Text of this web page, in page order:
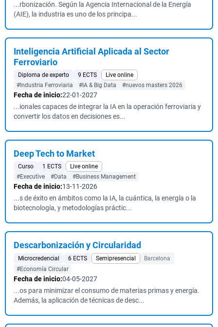
...rbonización. Según la Agencia Internacional de la Energía
(AIE), la industria es uno de los principa...
Inteligencia Artificial Aplicada al Sector
Ferroviario
Diploma de experto 9 ECTS
Live online
#Industria Ferroviaria
#IA & Big Data #nuevos masters 2026
Fecha de inicio:22-01-2027
...ionales capaces de integrar la IA en la operación ferroviaria y
convertir los datos en decisiones es...
Deep Tech to Market
Curso 1 ECTS
Live online
#Executive
#Data #Business Management
Fecha de inicio:13-11-2026
...s de éxito en ámbitos como la IA, la cuántica, la energía o la
biotecnología, y metodologías práctic...
Descarbonización y Circularidad
Microcredencial 6 ECTS Semipresencial
Barcelona
#Economía Circular
Fecha de inicio:04-05-2027
...os para minimizar el consumo de materias primas y energía.
Además, la aplicación de técnicas de desc...